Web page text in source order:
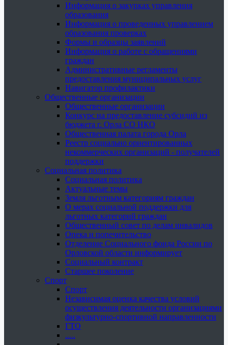
Информация о закупках управления
образования
Информация о проведенных управлением
образования проверках
Формы и образцы заявлений
Информация о работе с обращениями
граждан
Административные регламенты
предоставления муниципальных услуг
Навигатор профилактики
Общественные организации
Общественные организации
Конкурс на предоставление субсидий из
бюджета г. Орла СО НКО
Общественная палата города Орла
Реестр социально ориентированных
некоммерческих организаций - получателей
поддержки
Социальная политика
Социальная политика
Актуальные темы
Земля льготным категориям граждан
О мерах социальной поддержки для
льготных категорий граждан
Общественный совет по делам инвалидов
Опека и попечительство
Отделение Социального фонда России по
Орловской области информирует
Социальный контракт
Старшее поколение
Спорт
Спорт
Независимая оценка качества условий
осуществления деятельности организациями
физкультурно-спортивной направленности
ГТО
.....